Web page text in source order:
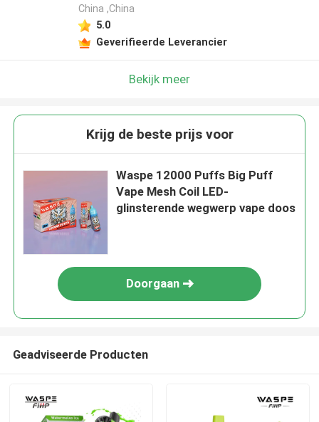
China ,China
5.0
Geverifieerde Leverancier
Bekijk meer
Krijg de beste prijs voor
Waspe 12000 Puffs Big Puff
Vape Mesh Coil LED-
glinsterende wegwerp vape doos
Doorgaan
Geadviseerde Producten